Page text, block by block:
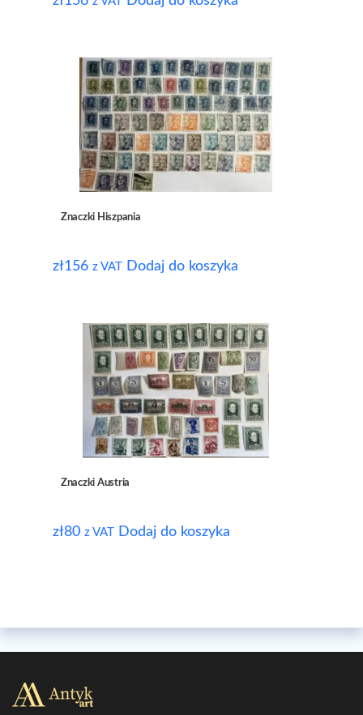
Znaczki Hiszpania
zł156 z VAT Dodaj do koszyka
Znaczki Austria
zł80 z VAT Dodaj do koszyka